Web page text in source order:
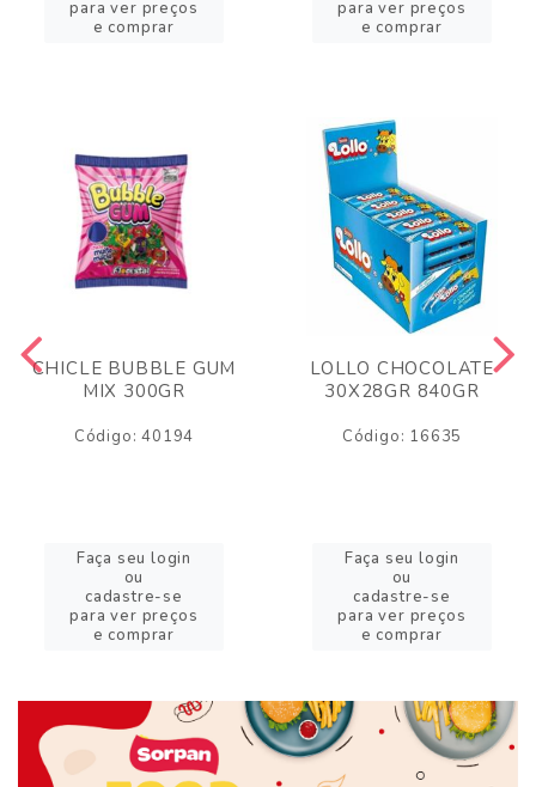
para ver preços
e comprar
para ver preços
e comprar
CHICLE BUBBLE GUM
MIX 300GR
Código: 40194
Faça seu login
ou
cadastre-se
para ver preços
e comprar
LOLLO CHOCOLATE
30X28GR 840GR
Código: 16635
Faça seu login
ou
cadastre-se
para ver preços
e comprar